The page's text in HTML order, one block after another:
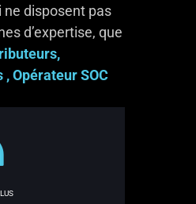
ne disposent pas
d’expertise, que
Opérateur SOC